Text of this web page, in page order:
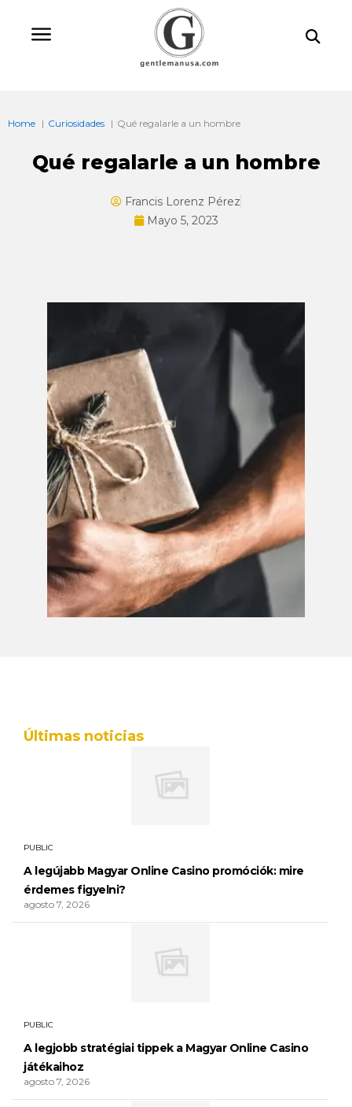
Home Curiosidades Qué regalarle a un hombre
Qué regalarle a un hombre
Francis Lorenz Pérez
Mayo 5, 2023
Últimas noticias
PUBLIC
A legújabb Magyar Online Casino promóciók: mire
érdemes figyelni?
agosto 7, 2026
PUBLIC
A legjobb stratégiai tippek a Magyar Online Casino
játékaihoz
agosto 7, 2026